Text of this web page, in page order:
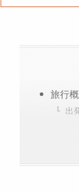
旅行
出